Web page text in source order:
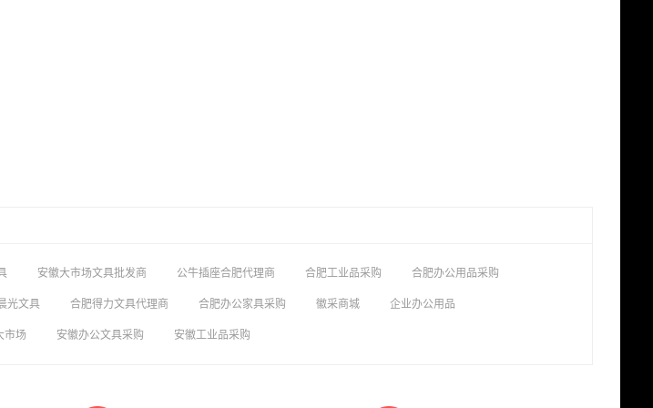
安徽大市场文具批发商 公牛插座合肥代理商 合肥工业品采购 合肥办公用品采购
光文具 合肥得力文具代理商 合肥办公家具采购 徽采商城 企业办公用品
市场 安徽办公文具采购 安徽工业品采购